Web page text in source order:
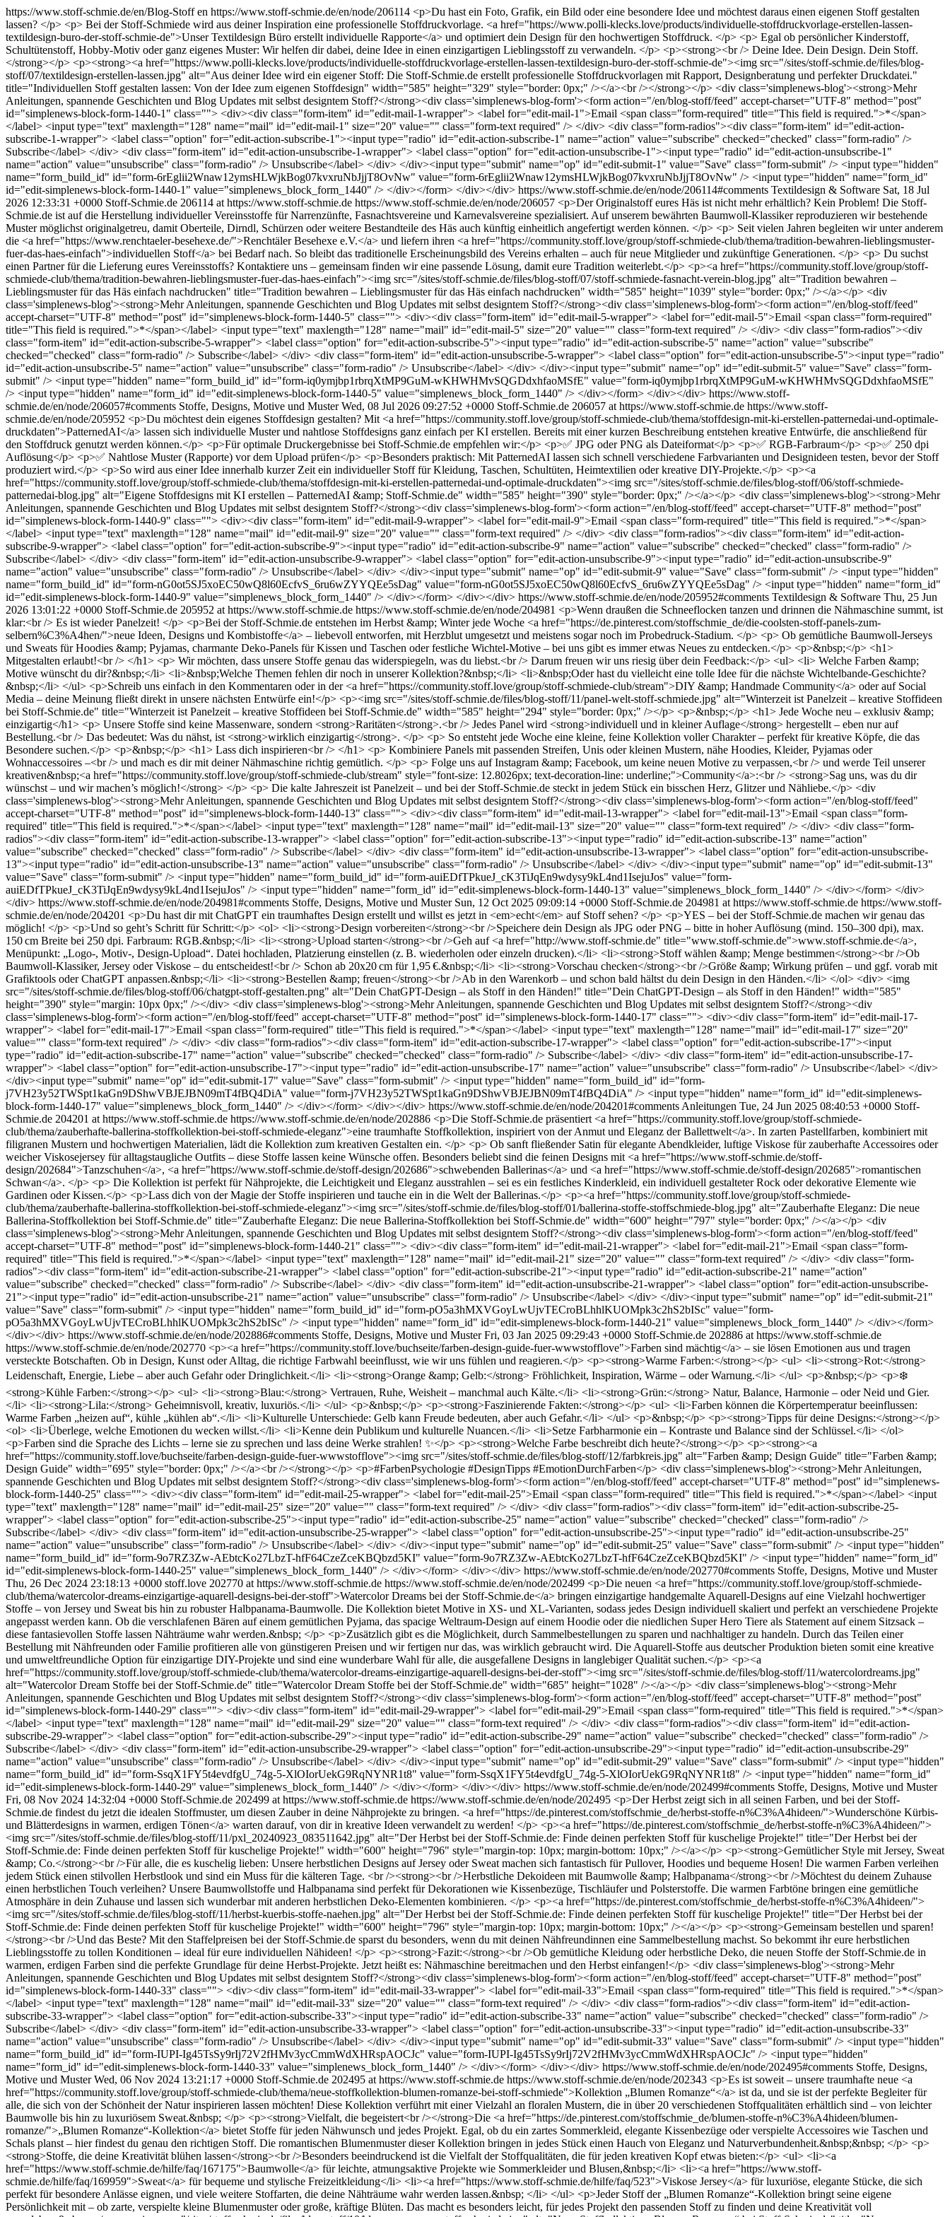
https://www.stoff-schmie.de/en/Blog-Stoffen https://www.stoff-schmie.de/en/node/206114 <p>Du hast ein Foto, Grafik, ein Bild oder eine besondere Idee und möchtest daraus einen eigenen Stoff gestalten
lassen? </p> <p> Bei der Stoff-Schmiede wird aus deiner Inspiration eine professionelle Stoffdruckvorlage. <a href="https://www.polli-klecks.love/products/individuelle-stoffdruckvorlage-erstellen-lassen-
textildesign-buro-der-stoff-schmie-de">Unser Textildesign Büro erstellt individuelle Rapporte</a> und optimiert dein Design für den hochwertigen Stoffdruck. </p> <p> Egal ob persönlicher Kinderstoff,
Schultütenstoff, Hobby-Motiv oder ganz eigenes Muster: Wir helfen dir dabei, deine Idee in einen einzigartigen Lieblingsstoff zu verwandeln. </p> <p><strong><br /> Deine Idee. Dein Design. Dein Stoff.
</strong></p> <p><strong><a href="https://www.polli-klecks.love/products/individuelle-stoffdruckvorlage-erstellen-lassen-textildesign-buro-der-stoff-schmie-de"><img src="/sites/stoff-schmie.de/files/blog-
stoff/07/textildesign-erstellen-lassen.jpg" alt="Aus deiner Idee wird ein eigener Stoff: Die Stoff-Schmie.de erstellt professionelle Stoffdruckvorlagen mit Rapport, Designberatung und perfekter Druckdatei."
title="Individuellen Stoff gestalten lassen: Von der Idee zum eigenen Stoffdesign" width="585" height="329" style="border: 0px;" /></a><br /></strong></p> <div class='simplenews-blog'><strong>Mehr
Anleitungen, spannende Geschichten und Blog Updates mit selbst designtem Stoff?</strong><div class='simplenews-blog-form'><form action="/en/blog-stoff/feed" accept-charset="UTF-8" method="post"
id="simplenews-block-form-1440-1" class=""> <div><div class="form-item" id="edit-mail-1-wrapper"> <label for="edit-mail-1">Email <span class="form-required" title="This field is required.">*</span>
</label> <input type="text" maxlength="128" name="mail" id="edit-mail-1" size="20" value="" class="form-text required" /> </div> <div class="form-radios"><div class="form-item" id="edit-action-
subscribe-1-wrapper"> <label class="option" for="edit-action-subscribe-1"><input type="radio" id="edit-action-subscribe-1" name="action" value="subscribe" checked="checked" class="form-radio" />
Subscribe</label> </div> <div class="form-item" id="edit-action-unsubscribe-1-wrapper"> <label class="option" for="edit-action-unsubscribe-1"><input type="radio" id="edit-action-unsubscribe-1"
name="action" value="unsubscribe" class="form-radio" /> Unsubscribe</label> </div> </div><input type="submit" name="op" id="edit-submit-1" value="Save" class="form-submit" /> <input type="hidden"
name="form_build_id" id="form-6rEglii2Wnaw12ymsHLWjkBog07kvxruNbJjjT8OvNw" value="form-6rEglii2Wnaw12ymsHLWjkBog07kvxruNbJjjT8OvNw" /> <input type="hidden" name="form_id"
id="edit-simplenews-block-form-1440-1" value="simplenews_block_form_1440" /> </div></form> </div></div> https://www.stoff-schmie.de/en/node/206114#comments Textildesign & Software Sat, 18 Jul
2026 12:33:31 +0000 Stoff-Schmie.de 206114 at https://www.stoff-schmie.de https://www.stoff-schmie.de/en/node/206057 <p>Der Originalstoff eures Häs ist nicht mehr erhältlich? Kein Problem! Die Stoff-
Schmie.de ist auf die Herstellung individueller Vereinsstoffe für Narrenzünfte, Fasnachtsvereine und Karnevalsvereine spezialisiert. Auf unserem bewährten Baumwoll-Klassiker reproduzieren wir bestehende
Muster möglichst originalgetreu, damit Oberteile, Dirndl, Schürzen oder weitere Bestandteile des Häs auch künftig einheitlich angefertigt werden können. </p> <p> Seit vielen Jahren begleiten wir unter anderem
die <a href="https://www.renchtaeler-besehexe.de/">Renchtäler Besehexe e.V.</a> und liefern ihren <a href="https://community.stoff.love/group/stoff-schmiede-club/thema/tradition-bewahren-lieblingsmuster-
fuer-das-haes-einfach">individuellen Stoff</a> bei Bedarf nach. So bleibt das traditionelle Erscheinungsbild des Vereins erhalten – auch für neue Mitglieder und zukünftige Generationen. </p> <p> Du suchst
einen Partner für die Lieferung eures Vereinsstoffs? Kontaktiere uns – gemeinsam finden wir eine passende Lösung, damit eure Tradition weiterlebt.</p> <p><a href="https://community.stoff.love/group/stoff-
schmiede-club/thema/tradition-bewahren-lieblingsmuster-fuer-das-haes-einfach"><img src="/sites/stoff-schmie.de/files/blog-stoff/07/stoff-schmiede-fasnacht-verein-blog.jpg" alt="Tradition bewahren –
Lieblingsmuster für das Häs einfach nachdrucken" title="Tradition bewahren – Lieblingsmuster für das Häs einfach nachdrucken" width="585" height="1039" style="border: 0px;" /></a></p> <div
class='simplenews-blog'><strong>Mehr Anleitungen, spannende Geschichten und Blog Updates mit selbst designtem Stoff?</strong><div class='simplenews-blog-form'><form action="/en/blog-stoff/feed"
accept-charset="UTF-8" method="post" id="simplenews-block-form-1440-5" class=""> <div><div class="form-item" id="edit-mail-5-wrapper"> <label for="edit-mail-5">Email <span class="form-required"
title="This field is required.">*</span></label> <input type="text" maxlength="128" name="mail" id="edit-mail-5" size="20" value="" class="form-text required" /> </div> <div class="form-radios"><div
class="form-item" id="edit-action-subscribe-5-wrapper"> <label class="option" for="edit-action-subscribe-5"><input type="radio" id="edit-action-subscribe-5" name="action" value="subscribe"
checked="checked" class="form-radio" /> Subscribe</label> </div> <div class="form-item" id="edit-action-unsubscribe-5-wrapper"> <label class="option" for="edit-action-unsubscribe-5"><input type="radio"
id="edit-action-unsubscribe-5" name="action" value="unsubscribe" class="form-radio" /> Unsubscribe</label> </div> </div><input type="submit" name="op" id="edit-submit-5" value="Save" class="form-
submit" /> <input type="hidden" name="form_build_id" id="form-iq0ymjbp1rbrqXtMP9GuM-wKHWHMvSQGDdxhfaoMSfE" value="form-iq0ymjbp1rbrqXtMP9GuM-wKHWHMvSQGDdxhfaoMSfE"
/> <input type="hidden" name="form_id" id="edit-simplenews-block-form-1440-5" value="simplenews_block_form_1440" /> </div></form> </div></div> https://www.stoff-
schmie.de/en/node/206057#comments Stoffe, Designs, Motive und Muster Wed, 08 Jul 2026 09:27:52 +0000 Stoff-Schmie.de 206057 at https://www.stoff-schmie.de https://www.stoff-
schmie.de/en/node/205952 <p>Du möchtest dein eigenes Stoffdesign gestalten? Mit <a href="https://community.stoff.love/group/stoff-schmiede-club/thema/stoffdesign-mit-ki-erstellen-patternedai-und-optimale-
druckdaten">PatternedAI</a> lassen sich individuelle Muster und nahtlose Stoffdesigns ganz einfach per KI erstellen. Bereits mit einer kurzen Beschreibung entstehen kreative Entwürfe, die anschließend für
den Stoffdruck genutzt werden können.</p> <p>Für optimale Druckergebnisse bei Stoff-Schmie.de empfehlen wir:</p> <p>✅ JPG oder PNG als Dateiformat</p> <p>✅ RGB-Farbraum</p> <p>✅ 250 dpi
Auflösung</p> <p>✅ Nahtlose Muster (Rapporte) vor dem Upload prüfen</p> <p>Besonders praktisch: Mit PatternedAI lassen sich schnell verschiedene Farbvarianten und Designideen testen, bevor der Stoff
produziert wird.</p> <p>So wird aus einer Idee innerhalb kurzer Zeit ein individueller Stoff für Kleidung, Taschen, Schultüten, Heimtextilien oder kreative DIY-Projekte.</p> <p><a
href="https://community.stoff.love/group/stoff-schmiede-club/thema/stoffdesign-mit-ki-erstellen-patternedai-und-optimale-druckdaten"><img src="/sites/stoff-schmie.de/files/blog-stoff/06/stoff-schmiede-
patternedai-blog.jpg" alt="Eigene Stoffdesigns mit KI erstellen – PatternedAI &amp; Stoff-Schmie.de" width="585" height="390" style="border: 0px;" /></a></p> <div class='simplenews-blog'><strong>Mehr
Anleitungen, spannende Geschichten und Blog Updates mit selbst designtem Stoff?</strong><div class='simplenews-blog-form'><form action="/en/blog-stoff/feed" accept-charset="UTF-8" method="post"
id="simplenews-block-form-1440-9" class=""> <div><div class="form-item" id="edit-mail-9-wrapper"> <label for="edit-mail-9">Email <span class="form-required" title="This field is required.">*</span>
</label> <input type="text" maxlength="128" name="mail" id="edit-mail-9" size="20" value="" class="form-text required" /> </div> <div class="form-radios"><div class="form-item" id="edit-action-
subscribe-9-wrapper"> <label class="option" for="edit-action-subscribe-9"><input type="radio" id="edit-action-subscribe-9" name="action" value="subscribe" checked="checked" class="form-radio" />
Subscribe</label> </div> <div class="form-item" id="edit-action-unsubscribe-9-wrapper"> <label class="option" for="edit-action-unsubscribe-9"><input type="radio" id="edit-action-unsubscribe-9"
name="action" value="unsubscribe" class="form-radio" /> Unsubscribe</label> </div> </div><input type="submit" name="op" id="edit-submit-9" value="Save" class="form-submit" /> <input type="hidden"
name="form_build_id" id="form-nG0ot5SJ5xoEC50wQ8l60EcfvS_6ru6wZYYQEe5sDag" value="form-nG0ot5SJ5xoEC50wQ8l60EcfvS_6ru6wZYYQEe5sDag" /> <input type="hidden" name="form_id"
id="edit-simplenews-block-form-1440-9" value="simplenews_block_form_1440" /> </div></form> </div></div> https://www.stoff-schmie.de/en/node/205952#comments Textildesign & Software Thu, 25 Jun
2026 13:01:22 +0000 Stoff-Schmie.de 205952 at https://www.stoff-schmie.de https://www.stoff-schmie.de/en/node/204981 <p>Wenn draußen die Schneeflocken tanzen und drinnen die Nähmaschine summt, ist
klar:<br /> Es ist wieder Panelzeit! </p> <p>Bei der Stoff-Schmie.de entstehen im Herbst &amp; Winter jede Woche <a href="https://de.pinterest.com/stoffschmie_de/die-coolsten-stoff-panels-zum-
selbern%C3%A4hen/">neue Ideen, Designs und Kombistoffe</a> – liebevoll entworfen, mit Herzblut umgesetzt und meistens sogar noch im Probedruck-Stadium. </p> <p> Ob gemütliche Baumwoll-Jerseys
und Sweats für Hoodies &amp; Pyjamas, charmante Deko-Panels für Kissen und Taschen oder festliche Wichtel-Motive – bei uns gibt es immer etwas Neues zu entdecken.</p> <p>&nbsp;</p> <h1>
Mitgestalten erlaubt!<br /> </h1> <p> Wir möchten, dass unsere Stoffe genau das widerspiegeln, was du liebst.<br /> Darum freuen wir uns riesig über dein Feedback:</p> <ul> <li> Welche Farben &amp;
Motive wünscht du dir?&nbsp;</li> <li>&nbsp;Welche Themen fehlen dir noch in unserer Kollektion?&nbsp;</li> <li>&nbsp;Oder hast du vielleicht eine tolle Idee für die nächste Wichtelbande-Geschichte?
&nbsp;</li> </ul> <p>Schreib uns einfach in den Kommentaren oder in der <a href="https://community.stoff.love/group/stoff-schmiede-club/stream">DIY &amp; Handmade Community</a> oder auf Social
Media – deine Meinung fließt direkt in unsere nächsten Entwürfe ein!</p> <p><img src="/sites/stoff-schmie.de/files/blog-stoff/11/panel-welt-stoff-schmiede.jpg" alt="Winterzeit ist Panelzeit – kreative Stoffideen
bei Stoff-Schmie.de" title="Winterzeit ist Panelzeit – kreative Stoffideen bei Stoff-Schmie.de" width="585" height="294" style="border: 0px;" /></p> <p>&nbsp;</p> <h1> Jede Woche neu – exklusiv &amp;
einzigartig</h1> <p> Unsere Stoffe sind keine Massenware, sondern <strong>Raritäten</strong>.<br /> Jedes Panel wird <strong>individuell und in kleiner Auflage</strong> hergestellt – eben nur auf
Bestellung.<br /> Das bedeutet: Was du nähst, ist <strong>wirklich einzigartig</strong>. </p> <p> So entsteht jede Woche eine kleine, feine Kollektion voller Charakter – perfekt für kreative Köpfe, die das
Besondere suchen.</p> <p>&nbsp;</p> <h1> Lass dich inspirieren<br /> </h1> <p> Kombiniere Panels mit passenden Streifen, Unis oder kleinen Mustern, nähe Hoodies, Kleider, Pyjamas oder
Wohnaccessoires –<br /> und mach es dir mit deiner Nähmaschine richtig gemütlich. </p> <p> Folge uns auf Instagram &amp; Facebook, um keine neuen Motive zu verpassen,<br /> und werde Teil unserer
kreativen&nbsp;<a href="https://community.stoff.love/group/stoff-schmiede-club/stream" style="font-size: 12.8026px; text-decoration-line: underline;">Community</a>:<br /> <strong>Sag uns, was du dir
wünschst – und wir machen’s möglich!</strong> </p> <p> Die kalte Jahreszeit ist Panelzeit – und bei der Stoff-Schmie.de steckt in jedem Stück ein bisschen Herz, Glitzer und Nähliebe.</p> <div
class='simplenews-blog'><strong>Mehr Anleitungen, spannende Geschichten und Blog Updates mit selbst designtem Stoff?</strong><div class='simplenews-blog-form'><form action="/en/blog-stoff/feed"
accept-charset="UTF-8" method="post" id="simplenews-block-form-1440-13" class=""> <div><div class="form-item" id="edit-mail-13-wrapper"> <label for="edit-mail-13">Email <span class="form-
required" title="This field is required.">*</span></label> <input type="text" maxlength="128" name="mail" id="edit-mail-13" size="20" value="" class="form-text required" /> </div> <div class="form-
radios"><div class="form-item" id="edit-action-subscribe-13-wrapper"> <label class="option" for="edit-action-subscribe-13"><input type="radio" id="edit-action-subscribe-13" name="action"
value="subscribe" checked="checked" class="form-radio" /> Subscribe</label> </div> <div class="form-item" id="edit-action-unsubscribe-13-wrapper"> <label class="option" for="edit-action-unsubscribe-
13"><input type="radio" id="edit-action-unsubscribe-13" name="action" value="unsubscribe" class="form-radio" /> Unsubscribe</label> </div> </div><input type="submit" name="op" id="edit-submit-13"
value="Save" class="form-submit" /> <input type="hidden" name="form_build_id" id="form-auiEDfTPkueJ_cK3TiJqEn9wdysy9kL4nd1IsejuJos" value="form-
auiEDfTPkueJ_cK3TiJqEn9wdysy9kL4nd1IsejuJos" /> <input type="hidden" name="form_id" id="edit-simplenews-block-form-1440-13" value="simplenews_block_form_1440" /> </div></form> </div>
</div> https://www.stoff-schmie.de/en/node/204981#comments Stoffe, Designs, Motive und Muster Sun, 12 Oct 2025 09:09:14 +0000 Stoff-Schmie.de 204981 at https://www.stoff-schmie.de https://www.stoff-
schmie.de/en/node/204201 <p>Du hast dir mit ChatGPT ein traumhaftes Design erstellt und willst es jetzt in <em>echt</em> auf Stoff sehen? </p> <p>YES – bei der Stoff-Schmie.de machen wir genau das
möglich! </p> <p>Und so geht’s Schritt für Schritt:</p> <ol> <li><strong>Design vorbereiten</strong><br />Speichere dein Design als JPG oder PNG – bitte in hoher Auflösung (mind. 150–300 dpi), max.
150 cm Breite bei 250 dpi. Farbraum: RGB.&nbsp;</li> <li><strong>Upload starten</strong><br />Geh auf <a href="http://www.stoff-schmie.de" title="www.stoff-schmie.de">www.stoff-schmie.de</a>,
Menüpunkt: „Logo-, Motiv-, Design-Upload“. Datei hochladen, Platzierung einstellen (z. B. wiederholen oder einzeln drucken).</li> <li><strong>Stoff wählen &amp; Menge bestimmen</strong><br />Ob
Baumwoll-Klassiker, Jersey oder Viskose – du entscheidest!<br /> Schon ab 20x20 cm für 1,95 €.&nbsp;</li> <li><strong>Vorschau checken</strong><br />Größe &amp; Wirkung prüfen – und ggf. vorab mit
Grafiktools oder ChatGPT anpassen.&nbsp;</li> <li><strong>Bestellen &amp; freuen</strong><br />Ab in den Warenkorb – und schon bald hältst du dein Design in den Händen.</li> </ol> <div> <img
src="/sites/stoff-schmie.de/files/blog-stoff/06/chatgpt-stoff-gestalten.png" alt="Dein ChatGPT-Design – als Stoff in den Händen!" title="Dein ChatGPT-Design – als Stoff in den Händen!" width="585"
height="390" style="margin: 10px 0px;" /></div> <div class='simplenews-blog'><strong>Mehr Anleitungen, spannende Geschichten und Blog Updates mit selbst designtem Stoff?</strong><div
class='simplenews-blog-form'><form action="/en/blog-stoff/feed" accept-charset="UTF-8" method="post" id="simplenews-block-form-1440-17" class=""> <div><div class="form-item" id="edit-mail-17-
wrapper"> <label for="edit-mail-17">Email <span class="form-required" title="This field is required.">*</span></label> <input type="text" maxlength="128" name="mail" id="edit-mail-17" size="20"
value="" class="form-text required" /> </div> <div class="form-radios"><div class="form-item" id="edit-action-subscribe-17-wrapper"> <label class="option" for="edit-action-subscribe-17"><input
type="radio" id="edit-action-subscribe-17" name="action" value="subscribe" checked="checked" class="form-radio" /> Subscribe</label> </div> <div class="form-item" id="edit-action-unsubscribe-17-
wrapper"> <label class="option" for="edit-action-unsubscribe-17"><input type="radio" id="edit-action-unsubscribe-17" name="action" value="unsubscribe" class="form-radio" /> Unsubscribe</label> </div>
</div><input type="submit" name="op" id="edit-submit-17" value="Save" class="form-submit" /> <input type="hidden" name="form_build_id" id="form-
j7VH23y52TWSpt1kaGn9DShwVBJEJBN09mT4fBQ4DiA" value="form-j7VH23y52TWSpt1kaGn9DShwVBJEJBN09mT4fBQ4DiA" /> <input type="hidden" name="form_id" id="edit-simplenews-
block-form-1440-17" value="simplenews_block_form_1440" /> </div></form> </div></div> https://www.stoff-schmie.de/en/node/204201#comments Anleitungen Tue, 24 Jun 2025 08:40:53 +0000 Stoff-
Schmie.de 204201 at https://www.stoff-schmie.de https://www.stoff-schmie.de/en/node/202886 <p>Die Stoff-Schmie.de präsentiert <a href="https://community.stoff.love/group/stoff-schmiede-
club/thema/zauberhafte-ballerina-stoffkollektion-bei-stoff-schmiede-eleganz">eine traumhafte Stoffkollektion, inspiriert von der Anmut und Eleganz der Ballettwelt</a>. In zarten Pastellfarben, kombiniert mit
filigranen Mustern und hochwertigen Materialien, lädt die Kollektion zum kreativen Gestalten ein. </p> <p> Ob sanft fließender Satin für elegante Abendkleider, luftige Viskose für zauberhafte Accessoires oder
weicher Viskosejersey für alltagstaugliche Outfits – diese Stoffe lassen keine Wünsche offen. Besonders beliebt sind die feinen Designs mit <a href="https://www.stoff-schmie.de/stoff-
design/202684">Tanzschuhen</a>, <a href="https://www.stoff-schmie.de/stoff-design/202686">schwebenden Ballerinas</a> und <a href="https://www.stoff-schmie.de/stoff-design/202685">romantischen
Schwan</a>. </p> <p> Die Kollektion ist perfekt für Nähprojekte, die Leichtigkeit und Eleganz ausstrahlen – sei es ein festliches Kinderkleid, ein individuell gestalteter Rock oder dekorative Elemente wie
Gardinen oder Kissen.</p> <p>Lass dich von der Magie der Stoffe inspirieren und tauche ein in die Welt der Ballerinas.</p> <p><a href="https://community.stoff.love/group/stoff-schmiede-
club/thema/zauberhafte-ballerina-stoffkollektion-bei-stoff-schmiede-eleganz"><img src="/sites/stoff-schmie.de/files/blog-stoff/01/ballerina-stoffe-stoffschmiede-blog.jpg" alt="Zauberhafte Eleganz: Die neue
Ballerina-Stoffkollektion bei Stoff-Schmie.de" title="Zauberhafte Eleganz: Die neue Ballerina-Stoffkollektion bei Stoff-Schmie.de" width="600" height="797" style="border: 0px;" /></a></p> <div
class='simplenews-blog'><strong>Mehr Anleitungen, spannende Geschichten und Blog Updates mit selbst designtem Stoff?</strong><div class='simplenews-blog-form'><form action="/en/blog-stoff/feed"
accept-charset="UTF-8" method="post" id="simplenews-block-form-1440-21" class=""> <div><div class="form-item" id="edit-mail-21-wrapper"> <label for="edit-mail-21">Email <span class="form-
required" title="This field is required.">*</span></label> <input type="text" maxlength="128" name="mail" id="edit-mail-21" size="20" value="" class="form-text required" /> </div> <div class="form-
radios"><div class="form-item" id="edit-action-subscribe-21-wrapper"> <label class="option" for="edit-action-subscribe-21"><input type="radio" id="edit-action-subscribe-21" name="action"
value="subscribe" checked="checked" class="form-radio" /> Subscribe</label> </div> <div class="form-item" id="edit-action-unsubscribe-21-wrapper"> <label class="option" for="edit-action-unsubscribe-
21"><input type="radio" id="edit-action-unsubscribe-21" name="action" value="unsubscribe" class="form-radio" /> Unsubscribe</label> </div> </div><input type="submit" name="op" id="edit-submit-21"
value="Save" class="form-submit" /> <input type="hidden" name="form_build_id" id="form-pO5a3hMXVGoyLwUjvTECroBLhhlKUOMpk3c2hS2bISc" value="form-
pO5a3hMXVGoyLwUjvTECroBLhhlKUOMpk3c2hS2bISc" /> <input type="hidden" name="form_id" id="edit-simplenews-block-form-1440-21" value="simplenews_block_form_1440" /> </div></form>
</div></div> https://www.stoff-schmie.de/en/node/202886#comments Stoffe, Designs, Motive und Muster Fri, 03 Jan 2025 09:29:43 +0000 Stoff-Schmie.de 202886 at https://www.stoff-schmie.de
https://www.stoff-schmie.de/en/node/202770 <p><a href="https://community.stoff.love/buchseite/farben-design-guide-fuer-wwwstofflove">Farben sind mächtig</a> – sie lösen Emotionen aus und tragen
versteckte Botschaften. Ob in Design, Kunst oder Alltag, die richtige Farbwahl beeinflusst, wie wir uns fühlen und reagieren.</p> <p><strong>Warme Farben:</strong></p> <ul> <li><strong>Rot:</strong>
Leidenschaft, Energie, Liebe – aber auch Gefahr oder Dringlichkeit.</li> <li><strong>Orange &amp; Gelb:</strong> Fröhlichkeit, Inspiration, Wärme – oder Warnung.</li> </ul> <p>&nbsp;</p> <p>❄️
<strong>Kühle Farben:</strong></p> <ul> <li><strong>Blau:</strong> Vertrauen, Ruhe, Weisheit – manchmal auch Kälte.</li> <li><strong>Grün:</strong> Natur, Balance, Harmonie – oder Neid und Gier.
</li> <li><strong>Lila:</strong> Geheimnisvoll, kreativ, luxuriös.</li> </ul> <p>&nbsp;</p> <p><strong>Faszinierende Fakten:</strong></p> <ul> <li>Farben können die Körpertemperatur beeinflussen:
Warme Farben „heizen auf“, kühle „kühlen ab“.</li> <li>Kulturelle Unterschiede: Gelb kann Freude bedeuten, aber auch Gefahr.</li> </ul> <p>&nbsp;</p> <p><strong>Tipps für deine Designs:</strong></p>
<ol> <li>Überlege, welche Emotionen du wecken willst.</li> <li>Kenne dein Publikum und kulturelle Nuancen.</li> <li>Setze Farbharmonie ein – Kontraste und Balance sind der Schlüssel.</li> </ol>
<p>Farben sind die Sprache des Lichts – lerne sie zu sprechen und lass deine Werke strahlen! ✨</p> <p><strong>Welche Farbe beschreibt dich heute?</strong></p> <p><strong><a
href="https://community.stoff.love/buchseite/farben-design-guide-fuer-wwwstofflove"><img src="/sites/stoff-schmie.de/files/blog-stoff/12/farbkreis.jpg" alt="Farben &amp; Design Guide" title="Farben &amp;
Design Guide" width="695" style="border: 0px;" /></a><br /></strong></p> <p>#FarbenPsychologie #DesignTipps #EmotionDurchFarben</p> <div class='simplenews-blog'><strong>Mehr Anleitungen,
spannende Geschichten und Blog Updates mit selbst designtem Stoff?</strong><div class='simplenews-blog-form'><form action="/en/blog-stoff/feed" accept-charset="UTF-8" method="post" id="simplenews-
block-form-1440-25" class=""> <div><div class="form-item" id="edit-mail-25-wrapper"> <label for="edit-mail-25">Email <span class="form-required" title="This field is required.">*</span></label> <input
type="text" maxlength="128" name="mail" id="edit-mail-25" size="20" value="" class="form-text required" /> </div> <div class="form-radios"><div class="form-item" id="edit-action-subscribe-25-
wrapper"> <label class="option" for="edit-action-subscribe-25"><input type="radio" id="edit-action-subscribe-25" name="action" value="subscribe" checked="checked" class="form-radio" />
Subscribe</label> </div> <div class="form-item" id="edit-action-unsubscribe-25-wrapper"> <label class="option" for="edit-action-unsubscribe-25"><input type="radio" id="edit-action-unsubscribe-25"
name="action" value="unsubscribe" class="form-radio" /> Unsubscribe</label> </div> </div><input type="submit" name="op" id="edit-submit-25" value="Save" class="form-submit" /> <input type="hidden"
name="form_build_id" id="form-9o7RZ3Zw-AEbtcKo27LbzT-hfF64CzeZceKBQbzd5KI" value="form-9o7RZ3Zw-AEbtcKo27LbzT-hfF64CzeZceKBQbzd5KI" /> <input type="hidden" name="form_id"
id="edit-simplenews-block-form-1440-25" value="simplenews_block_form_1440" /> </div></form> </div></div> https://www.stoff-schmie.de/en/node/202770#comments Stoffe, Designs, Motive und Muster
Thu, 26 Dec 2024 23:18:13 +0000 stoff.love 202770 at https://www.stoff-schmie.de https://www.stoff-schmie.de/en/node/202499 <p>Die neuen <a href="https://community.stoff.love/group/stoff-schmiede-
club/thema/watercolor-dreams-einzigartige-aquarell-designs-bei-der-stoff">Watercolor Dreams bei der Stoff-Schmie.de</a> bringen einzigartige handgemalte Aquarell-Designs auf eine Vielzahl hochwertiger
Stoffe – von Jersey und Sweat bis hin zu robuster Halbpanama-Baumwolle. Die Kollektion bietet Motive in XS- und XL-Varianten, sodass jedes Design individuell skaliert und perfekt an verschiedene Projekte
angepasst werden kann. Ob die verschlafenen Bären auf einem gemütlichen Pyjama, das spacige Weltraum-Design auf einem Hoodie oder die niedlichen Super Hero Tiere als Statement auf einem Sitzsack –
diese fantasievollen Stoffe lassen Nähträume wahr werden.&nbsp; </p> <p>Zusätzlich gibt es die Möglichkeit, durch Sammelbestellungen zu sparen und nachhaltiger zu handeln. Durch das Teilen einer
Bestellung mit Nähfreunden oder Familie profitieren alle von günstigeren Preisen und wir fertigen nur das, was wirklich gebraucht wird. Die Aquarell-Stoffe aus deutscher Produktion bieten somit eine kreative
und umweltfreundliche Option für einzigartige DIY-Projekte und sind eine wunderbare Wahl für alle, die ausgefallene Designs in langlebiger Qualität suchen.</p> <p><a
href="https://community.stoff.love/group/stoff-schmiede-club/thema/watercolor-dreams-einzigartige-aquarell-designs-bei-der-stoff"><img src="/sites/stoff-schmie.de/files/blog-stoff/11/watercolordreams.jpg"
alt="Watercolor Dream Stoffe bei der Stoff-Schmie.de" title="Watercolor Dream Stoffe bei der Stoff-Schmie.de" width="685" height="1028" /></a></p> <div class='simplenews-blog'><strong>Mehr
Anleitungen, spannende Geschichten und Blog Updates mit selbst designtem Stoff?</strong><div class='simplenews-blog-form'><form action="/en/blog-stoff/feed" accept-charset="UTF-8" method="post"
id="simplenews-block-form-1440-29" class=""> <div><div class="form-item" id="edit-mail-29-wrapper"> <label for="edit-mail-29">Email <span class="form-required" title="This field is required.">*</span>
</label> <input type="text" maxlength="128" name="mail" id="edit-mail-29" size="20" value="" class="form-text required" /> </div> <div class="form-radios"><div class="form-item" id="edit-action-
subscribe-29-wrapper"> <label class="option" for="edit-action-subscribe-29"><input type="radio" id="edit-action-subscribe-29" name="action" value="subscribe" checked="checked" class="form-radio" />
Subscribe</label> </div> <div class="form-item" id="edit-action-unsubscribe-29-wrapper"> <label class="option" for="edit-action-unsubscribe-29"><input type="radio" id="edit-action-unsubscribe-29"
name="action" value="unsubscribe" class="form-radio" /> Unsubscribe</label> </div> </div><input type="submit" name="op" id="edit-submit-29" value="Save" class="form-submit" /> <input type="hidden"
name="form_build_id" id="form-SsqX1FY5t4evdfgU_74g-5-XlOIorUekG9RqNYNR1t8" value="form-SsqX1FY5t4evdfgU_74g-5-XlOIorUekG9RqNYNR1t8" /> <input type="hidden" name="form_id"
id="edit-simplenews-block-form-1440-29" value="simplenews_block_form_1440" /> </div></form> </div></div> https://www.stoff-schmie.de/en/node/202499#comments Stoffe, Designs, Motive und Muster
Fri, 08 Nov 2024 14:32:04 +0000 Stoff-Schmie.de 202499 at https://www.stoff-schmie.de https://www.stoff-schmie.de/en/node/202495 <p>Der Herbst zeigt sich in all seinen Farben, und bei der Stoff-
Schmie.de findest du jetzt die idealen Stoffmuster, um diesen Zauber in deine Nähprojekte zu bringen. <a href="https://de.pinterest.com/stoffschmie_de/herbst-stoffe-n%C3%A4hideen/">Wunderschöne Kürbis-
und Blätterdesigns in warmen, erdigen Tönen</a> warten darauf, von dir in kreative Ideen verwandelt zu werden! </p> <p><a href="https://de.pinterest.com/stoffschmie_de/herbst-stoffe-n%C3%A4hideen/">
<img src="/sites/stoff-schmie.de/files/blog-stoff/11/pxl_20240923_083511642.jpg" alt="Der Herbst bei der Stoff-Schmie.de: Finde deinen perfekten Stoff für kuschelige Projekte!" title="Der Herbst bei der
Stoff-Schmie.de: Finde deinen perfekten Stoff für kuschelige Projekte!" width="600" height="796" style="margin-top: 10px; margin-bottom: 10px;" /></a></p> <p><strong>Gemütlicher Style mit Jersey, Sweat
&amp; Co.</strong><br />Für alle, die es kuschelig lieben: Unsere herbstlichen Designs auf Jersey oder Sweat machen sich fantastisch für Pullover, Hoodies und bequeme Hosen! Die warmen Farben verleihen
jedem Stück einen stilvollen Herbstlook und sind ein Muss für die kälteren Tage. <br /><strong><br />Herbstliche Dekoideen mit Baumwolle &amp; Halbpanama</strong><br />Möchtest du deinem Zuhause
einen herbstlichen Touch verleihen? Unsere Baumwollstoffe und Halbpanama sind perfekt für Dekorationen wie Kissenbezüge, Tischläufer und Polsterstoffe. Die warmen Farbtöne bringen eine gemütliche
Atmosphäre in dein Zuhause und lassen sich wunderbar mit anderen herbstlichen Deko-Elementen kombinieren. </p> <p><a href="https://de.pinterest.com/stoffschmie_de/herbst-stoffe-n%C3%A4hideen/">
<img src="/sites/stoff-schmie.de/files/blog-stoff/11/herbst-kuerbis-stoffe-naehen.jpg" alt="Der Herbst bei der Stoff-Schmie.de: Finde deinen perfekten Stoff für kuschelige Projekte!" title="Der Herbst bei der
Stoff-Schmie.de: Finde deinen perfekten Stoff für kuschelige Projekte!" width="600" height="796" style="margin-top: 10px; margin-bottom: 10px;" /></a></p> <p><strong>Gemeinsam bestellen und sparen!
</strong><br />Und das Beste? Mit den Staffelpreisen bei der Stoff-Schmie.de sparst du besonders, wenn du mit deinen Nähfreundinnen eine Sammelbestellung machst. So bekommt ihr eure herbstlichen
Lieblingsstoffe zu tollen Konditionen – ideal für eure individuellen Nähideen! </p> <p><strong>Fazit:</strong><br />Ob gemütliche Kleidung oder herbstliche Deko, die neuen Stoffe der Stoff-Schmie.de in
warmen, erdigen Farben sind die perfekte Grundlage für deine Herbst-Projekte. Jetzt heißt es: Nähmaschine bereitmachen und den Herbst einfangen!</p> <div class='simplenews-blog'><strong>Mehr
Anleitungen, spannende Geschichten und Blog Updates mit selbst designtem Stoff?</strong><div class='simplenews-blog-form'><form action="/en/blog-stoff/feed" accept-charset="UTF-8" method="post"
id="simplenews-block-form-1440-33" class=""> <div><div class="form-item" id="edit-mail-33-wrapper"> <label for="edit-mail-33">Email <span class="form-required" title="This field is required.">*</span>
</label> <input type="text" maxlength="128" name="mail" id="edit-mail-33" size="20" value="" class="form-text required" /> </div> <div class="form-radios"><div class="form-item" id="edit-action-
subscribe-33-wrapper"> <label class="option" for="edit-action-subscribe-33"><input type="radio" id="edit-action-subscribe-33" name="action" value="subscribe" checked="checked" class="form-radio" />
Subscribe</label> </div> <div class="form-item" id="edit-action-unsubscribe-33-wrapper"> <label class="option" for="edit-action-unsubscribe-33"><input type="radio" id="edit-action-unsubscribe-33"
name="action" value="unsubscribe" class="form-radio" /> Unsubscribe</label> </div> </div><input type="submit" name="op" id="edit-submit-33" value="Save" class="form-submit" /> <input type="hidden"
name="form_build_id" id="form-IUPI-Ig45TsSy9rIj72V2fHMv3ycCmmWdXHRspAOCJc" value="form-IUPI-Ig45TsSy9rIj72V2fHMv3ycCmmWdXHRspAOCJc" /> <input type="hidden"
name="form_id" id="edit-simplenews-block-form-1440-33" value="simplenews_block_form_1440" /> </div></form> </div></div> https://www.stoff-schmie.de/en/node/202495#comments Stoffe, Designs,
Motive und Muster Wed, 06 Nov 2024 13:21:17 +0000 Stoff-Schmie.de 202495 at https://www.stoff-schmie.de https://www.stoff-schmie.de/en/node/202343 <p>Es ist soweit – unsere traumhafte neue <a
href="https://community.stoff.love/group/stoff-schmiede-club/thema/neue-stoffkollektion-blumen-romanze-bei-stoff-schmiede">Kollektion „Blumen Romanze“</a> ist da, und sie ist der perfekte Begleiter für
alle, die sich von der Schönheit der Natur inspirieren lassen möchten! Diese Kollektion verführt mit einer Vielzahl an floralen Mustern, die in über 20 verschiedenen Stoffqualitäten erhältlich sind – von leichter
Baumwolle bis hin zu luxuriösem Sweat.&nbsp; </p> <p><strong>Vielfalt, die begeistert<br /></strong>Die <a href="https://de.pinterest.com/stoffschmie_de/blumen-stoffe-n%C3%A4hideen/blumen-
romanze/">„Blumen Romanze“-Kollektion</a> bietet Stoffe für jeden Nähwunsch und jedes Projekt. Egal, ob du ein zartes Sommerkleid, elegante Kissenbezüge oder verspielte Accessoires wie Taschen und
Schals planst – hier findest du genau den richtigen Stoff. Die romantischen Blumenmuster dieser Kollektion bringen in jedes Stück einen Hauch von Eleganz und Naturverbundenheit.&nbsp;&nbsp; </p> <p>
<strong>Stoffe, die deine Kreativität blühen lassen</strong><br />Besonders beeindruckend ist die Vielfalt der Stoffqualitäten, die für jeden kreativen Kopf etwas bieten:</p> <ul> <li><a
href="https://www.stoff-schmie.de/hilfe/faq/167175">Baumwolle</a> für leichte, atmungsaktive Projekte wie Sommerkleider und Blusen,&nbsp;</li> <li><a href="https://www.stoff-
schmie.de/hilfe/faq/169959">Sweat</a> für bequeme und stylische Freizeitkleidung</li> <li><a href="https://www.stoff-schmie.de/hilfe/faq/523">Viskose Jersey</a> für luxuriöse, elegante Stücke, die sich
perfekt für besondere Anlässe eignen, und viele weitere Stoffarten, die deine Nähträume wahr werden lassen.&nbsp; </li> </ul> <p>Jeder Stoff der „Blumen Romanze“-Kollektion bringt seine eigene
Persönlichkeit mit – ob zarte, verspielte kleine Blumenmuster oder große, kräftige Blüten. Das macht es besonders leicht, für jedes Projekt den passenden Stoff zu finden und deine Kreativität voll